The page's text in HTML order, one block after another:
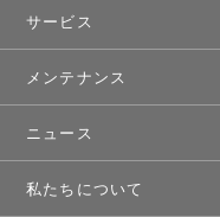
サービス
メンテナンス
ニュース
私たちについて